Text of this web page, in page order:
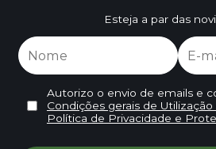
Esteja a par das
Autorizo o envio de emails e
Condições gerais de
Política de Privacidade e